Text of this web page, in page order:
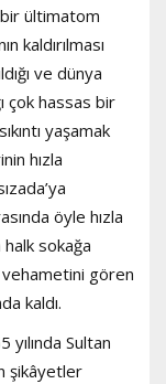
ültimatom
kaldırılması
ve dünya
çok hassas bir
yaşamak
hızla
öyle hızla
halk sokağa
gören
kaldı.
Sultan
şikâyetler